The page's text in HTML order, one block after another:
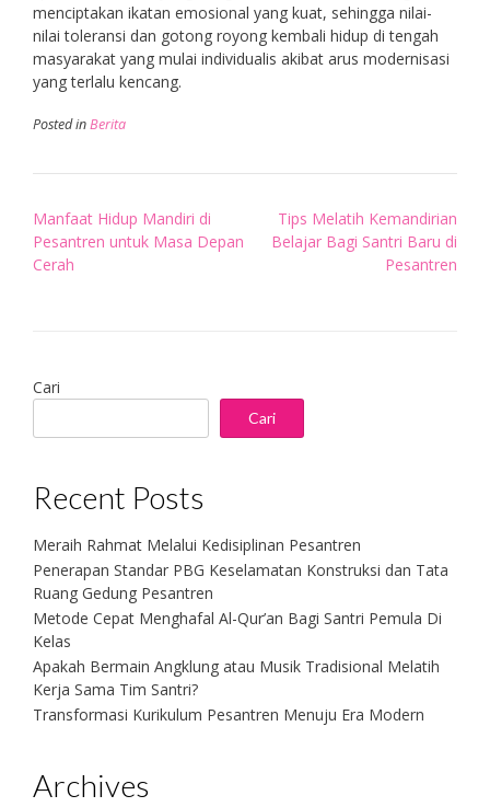
menciptakan ikatan emosional yang kuat, sehingga nilai-
nilai toleransi dan gotong royong kembali hidup di tengah
masyarakat yang mulai individualis akibat arus modernisasi
yang terlalu kencang.
Posted inBerita
Post
navigation
Manfaat Hidup Mandiri di
Pesantren untuk Masa Depan
Cerah
Tips Melatih Kemandirian
Belajar Bagi Santri Baru di
Pesantren
Cari
Cari
Recent Posts
Meraih Rahmat Melalui Kedisiplinan Pesantren
Penerapan Standar PBG Keselamatan Konstruksi dan Tata
Ruang Gedung Pesantren
Metode Cepat Menghafal Al-Qur’an Bagi Santri Pemula Di
Kelas
Apakah Bermain Angklung atau Musik Tradisional Melatih
Kerja Sama Tim Santri?
Transformasi Kurikulum Pesantren Menuju Era Modern
Archives